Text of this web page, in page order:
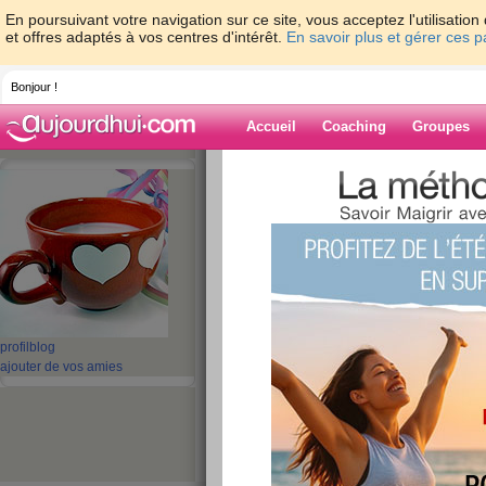
En poursuivant votre navigation sur ce site, vous acceptez
et offres adaptés à vos centres d'intérêt. En savoir plus et gérer ces
Bonjour !
Accueil Coaching Groupes
profil blog
ajouter de vos amies
> > HUMEUR
Blog de gis-971
HUMEUR